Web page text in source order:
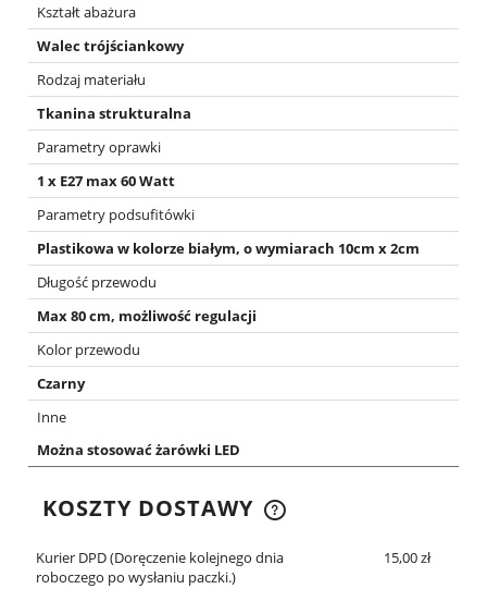
Kształt abażura
Walec trójściankowy
Rodzaj materiału
Tkanina strukturalna
Parametry oprawki
1 x E27 max 60 Watt
Parametry podsufitówki
Plastikowa w kolorze białym, o wymiarach 10cm x 2cm
Długość przewodu
Max 80 cm, możliwość regulacji
Kolor przewodu
Czarny
Inne
Można stosować żarówki LED
KOSZTY DOSTAWY
CENA NIE ZAWIERA EWENTUALNYCH KOSZTÓW
Kurier DPD(Doręczenie kolejnego dnia
roboczego po wysłaniu paczki.)
15,00 zł